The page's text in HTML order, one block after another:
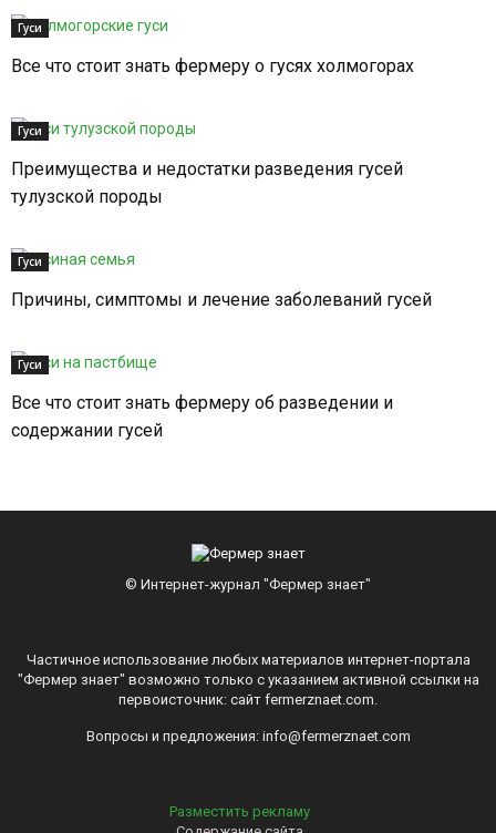
Гуси
Все что стоит знать фермеру о гусях холмогорах
Гуси
Преимущества и недостатки разведения гусей
тулузской породы
Гуси
Причины, симптомы и лечение заболеваний гусей
Гуси
Все что стоит знать фермеру об разведении и
содержании гусей
© Интернет-журнал "Фермер знает"
Частичное использование любых материалов интернет-портала
"Фермер знает" возможно только с указанием активной ссылки на
первоисточник: сайт fermerznaet.com.
Вопросы и предложения: info@fermerznaet.com
Разместить рекламу